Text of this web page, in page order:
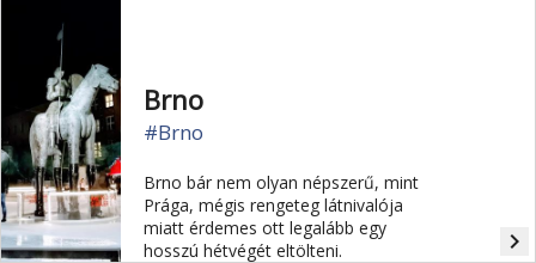
Brno
#Brno
Brno bár nem olyan népszerű, mint
Prága, mégis rengeteg látnivalója
miatt érdemes ott legalább egy
hosszú hétvégét eltölteni.
navigate_next